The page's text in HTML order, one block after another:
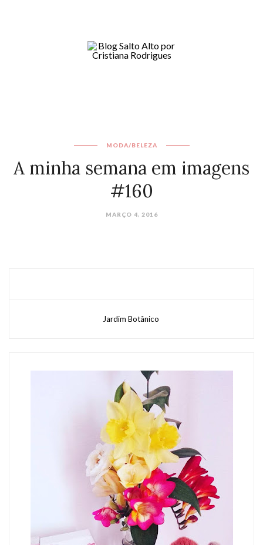
MODA/BELEZA
A minha semana em imagens
#160
MARÇO 4, 2016
Jardim Botânico